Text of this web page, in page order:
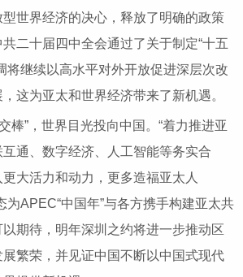
世界经济的决心，释放了明确的政策
二十届四中全会通过了关于制定“十五
将继续以高水平对外开放促进深层次改
这为亚太和世界经济带来了新机遇。
棒”，世界目光投向中国。“着力推进亚
通、数字经济、人工智能等务实合
大活力和动力，更多造福亚太人
APEC“中国年”与各方携手构建亚太共
期待，明年深圳之约将进一步推动区
繁荣，并见证中国不断以中国式现代